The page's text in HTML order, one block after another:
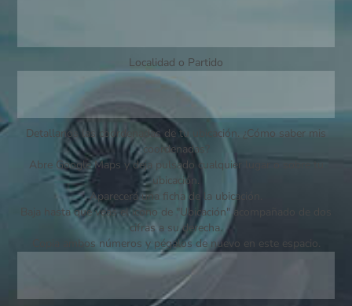
Localidad o Partido
Detallanos las coordenadas de tu ubicación. ¿Cómo saber mis
coordenadas?
Abre Google Maps y deja pulsado cualquier lugar o sobre tu
ubicación.
Aparecerá una ficha de la ubicación.
Baja hasta que veas el icono de "Ubicación" acompañado de dos
cifras a su derecha.
Copia ambos números y pégalos de nuevo en este espacio.